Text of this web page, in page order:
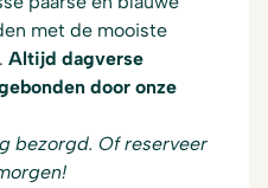
met de mooiste
Altijd dagverse
door onze
bezorgd. Of reserveer